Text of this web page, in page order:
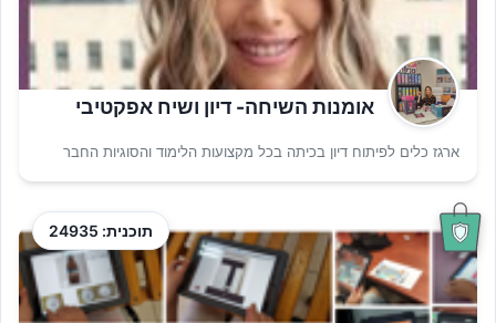
אומנות השיחה- דיון ושיח אפקטיבי
ארגז כלים לפיתוח דיון בכיתה בכל מקצועות הלימוד והסוגיות החבר
תוכנית: 24935